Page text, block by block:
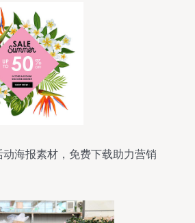
海报素材，免费下载助力营销